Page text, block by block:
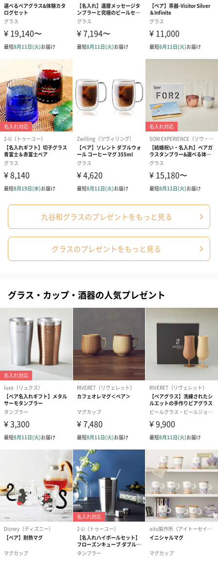
九谷和グラスのプレゼントをもっと見る
グラスのプレゼントをもっと見る
グラス・カップ・酒器の人気プレゼント